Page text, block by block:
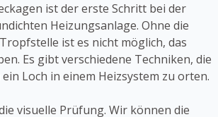
ist der erste Schritt bei der
Heizungsanlage. Ohne die
ist es nicht möglich, das
Es gibt verschiedene Techniken, die
Loch in einem Heizsystem zu orten.
visuelle Prüfung. Wir können die